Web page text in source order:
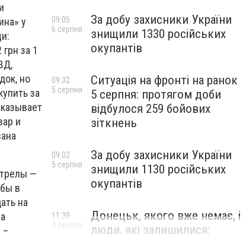
у
за 1
но
за
и
—
в
на
–
За добу захисники України
знищили 1330 російських
окупантів
09:05
6 серпня
Ситуація на фронті на ранок
5 серпня: протягом доби
відбулося 259 бойових
зіткнень
09:32
5 серпня
За добу захисники України
знищили 1130 російських
окупантів
09:02
5 серпня
Донецьк, якого вже немає, і
люди, які залишилися:
11:30
4 серпня